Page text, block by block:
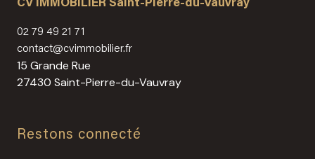
CV IMMOBILIER Saint-Pierre-du-Vauvray
02 79 49 21 71
contact@cvimmobilier.fr
15 Grande Rue
27430 Saint-Pierre-du-Vauvray
Restons connecté